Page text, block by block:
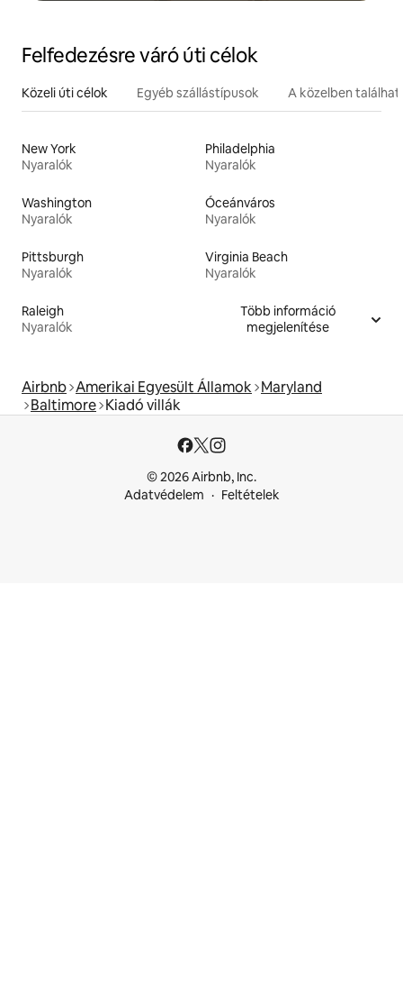
Felfedezésre váró úti célok
Közeli úti célok Egyéb szállástípusok A közelben
New York
Nyaralók
Philadelphia
Nyaralók
Washington
Nyaralók
Óceánváros
Nyaralók
Pittsburgh
Nyaralók
Virginia Beach
Nyaralók
Raleigh
Nyaralók
Több információ
megjelenítése
Airbnb Amerikai Egyesült Államok Maryland
Baltimore Kiadó villák
© 2026 Airbnb, Inc.
Adatvédelem
Feltételek